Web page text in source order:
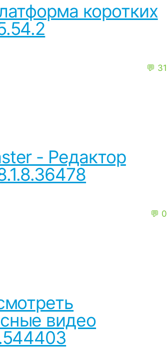
коротких
💬 31
- Редактор
💬 0
видео